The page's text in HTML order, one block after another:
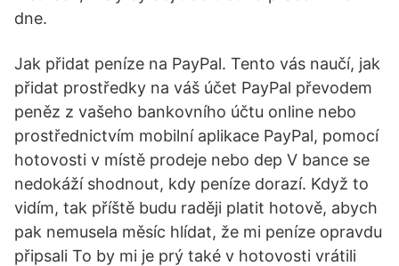
dne.
Jak přidat peníze na PayPal. Tento vás naučí, jak
přidat prostředky na váš účet PayPal převodem
peněz z vašeho bankovního účtu online nebo
prostřednictvím mobilní aplikace PayPal, pomocí
hotovosti v místě prodeje nebo dep V bance se
nedokáží shodnout, kdy peníze dorazí. Když to
vidím, tak příště budu raději platit hotově, abych
pak nemusela měsíc hlídat, že mi peníze opravdu
připsali To by mi je prý také v hotovosti vrátili